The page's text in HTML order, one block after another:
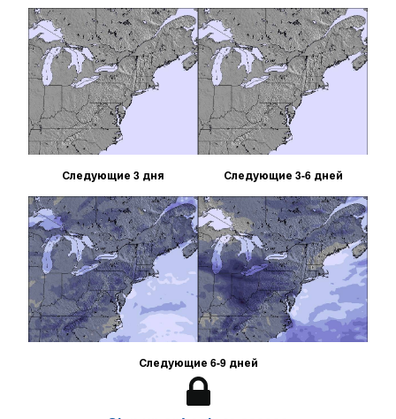
Следующие 3 дня Следующие 3-6 дней
Следующие 6-9 дней